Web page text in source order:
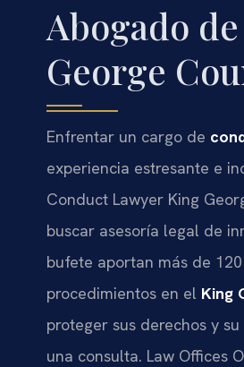
Abogado
George
Enfrentar un cargo de
experiencia estresante e
Conduct Lawyer King
buscar asesoría legal de
bufete aportan más de
procedimientos en el King
proteger sus derechos y
una consulta. Law Offices